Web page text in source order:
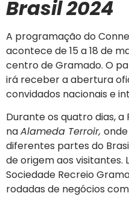
Brasil 2024
A programação do
acontece de 15 a 18 de
centro de Gramado. O
irá receber a abertura
convidados nacionais e
Durante os quatro dias,
naAlameda Terroir,
diferentes partes do
de origem aos visitantes.
Sociedade Recreio
rodadas de negócios